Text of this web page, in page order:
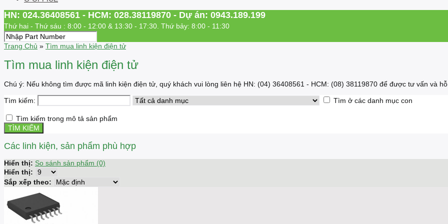
HN: 024.36408561 - HCM: 028.38119870 - Dự án: 0943.189.199
Thứ hai - Thứ sáu : 8:00 - 12:00 & 13:30 - 17:30. Thứ bảy: 8:00 - 11:30
Trang Chủ » Tìm mua linh kiện điện tử
Tìm mua linh kiện điện tử
Chú ý: Nếu không tìm được mã linh kiện điện tử, quý khách vui lòng liên hệ HN: (04) 36408561 - HCM: (08) 38119870 để được tư vấn và
Tìm kiếm: Tìm ở các danh mục con
Tìm kiếm trong mô tả sản phẩm
Các linh kiện, sản phẩm phù hợp
Hiển thị: So sánh sản phẩm (0)
Hiển thị:
Sắp xếp theo: